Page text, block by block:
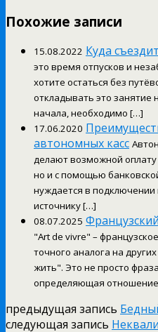
Похожие записи
15.08.2022 Куда
это время отпусков и
хотите остаться без
откладывать это
начала, необходимо […]
17.06.2020
автономных касс
делают возможной
но и с помощью
нуждается в
источнику […]
08.07.2025
"Art de vivre" –
точного аналога на
жить". Это не просто
определяющая
предыдущая запись
следующая запись